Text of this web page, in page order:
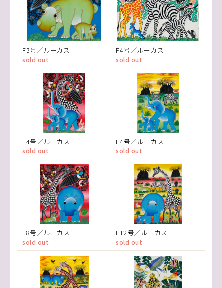
F3号／ルーカス
sold out
F4号／ルーカス
sold out
F4号／ルーカス
sold out
F4号／ルーカス
sold out
F8号／ルーカス
sold out
F12号／ルーカス
sold out